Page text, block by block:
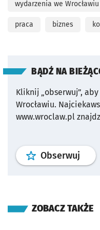
wydarzenia we Wrocławiu
praca biznes
BĄDŹ NA
Kliknij „obserwuj”,
Wrocławiu.
www.wroclaw.pl
Obserwuj profil
ZOBACZ TAKŻE